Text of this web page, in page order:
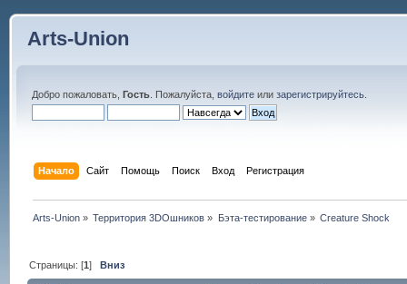
Arts-Union
Добро пожаловать, Гость. Пожалуйста, войдитеили зарегистрируйтесь.
Начало Сайт Помощь Поиск Вход Регистрация
Arts-Union » Территория 3DOшников » Бэта-тестирование» Creature Shock
Страницы: [1]Вниз